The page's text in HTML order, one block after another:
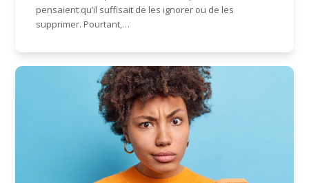
pensaient qu’il suffisait de les ignorer ou de les
supprimer. Pourtant,…